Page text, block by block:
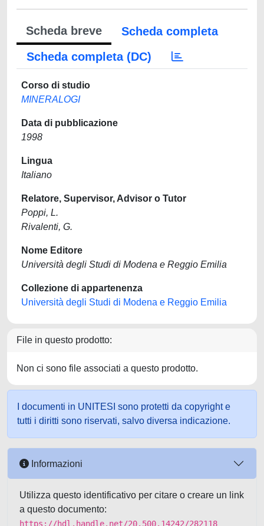
Scheda breve
Scheda completa
Scheda completa (DC)
Corso di studio
MINERALOGI
Data di pubblicazione
1998
Lingua
Italiano
Relatore, Supervisor, Advisor o Tutor
Poppi, L.
Rivalenti, G.
Nome Editore
Università degli Studi di Modena e Reggio Emilia
Collezione di appartenenza
Università degli Studi di Modena e Reggio Emilia
File in questo prodotto:
Non ci sono file associati a questo prodotto.
I documenti in UNITESI sono protetti da copyright e
tutti i diritti sono riservati, salvo diversa indicazione.
Informazioni
Utilizza questo identificativo per citare o creare un link
a questo documento:
https://hdl.handle.net/20.500.14242/282118